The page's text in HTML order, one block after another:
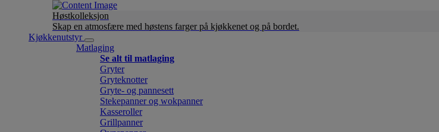
Høstkolleksjon
Skap en atmosfære med høstens farger på kjøkkenet og på bordet.
Kjøkkenutstyr
Matlaging
Se alt til matlaging
Gryter
Gryteknotter
Gryte- og pannesett
Stekepanner og wokpanner
Kasseroller
Grillpanner